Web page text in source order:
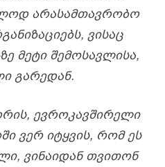
ᲐᲠᲐᲡᲐᲛᲗᲐᲕᲠᲝᲑᲝ
ᲕᲘᲡᲐᲪ
ᲛᲔᲢᲘ ᲨᲔᲛᲝᲡᲐᲕᲚᲘᲡᲐ,
ᲒᲐᲠᲔᲓᲐᲜ.
ᲔᲕᲠᲝᲙᲐᲕᲨᲘᲠᲔᲚᲘ
ᲕᲔᲠ ᲘᲢᲧᲕᲘᲡ, ᲠᲝᲛ ᲔᲡ
ᲕᲘᲜᲐᲘᲓᲐᲜ ᲗᲕᲘᲗᲝᲜ